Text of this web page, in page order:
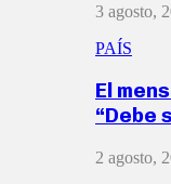
3 agosto,
PAÍS
El
“Debe
2 agosto,